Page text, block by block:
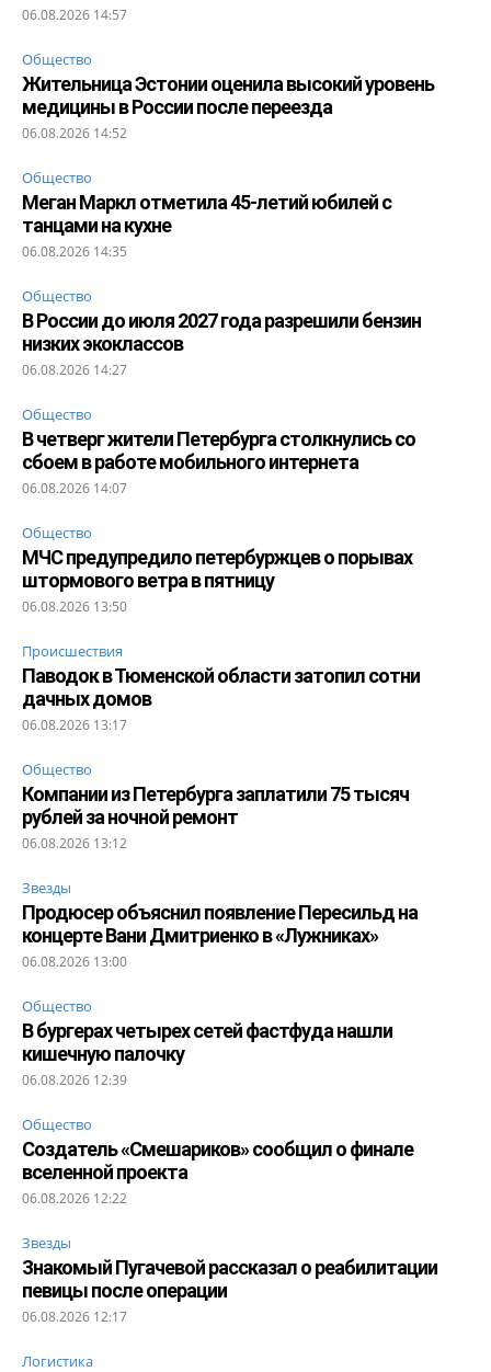
06.08.2026 14:57
Общество
Жительница Эстонии оценила высокий уровень
медицины в России после переезда
06.08.2026 14:52
Общество
Меган Маркл отметила 45-летий юбилей с
танцами на кухне
06.08.2026 14:35
Общество
В России до июля 2027 года разрешили бензин
низких экоклассов
06.08.2026 14:27
Общество
В четверг жители Петербурга столкнулись со
сбоем в работе мобильного интернета
06.08.2026 14:07
Общество
МЧС предупредило петербуржцев о порывах
штормового ветра в пятницу
06.08.2026 13:50
Происшествия
Паводок в Тюменской области затопил сотни
дачных домов
06.08.2026 13:17
Общество
Компании из Петербурга заплатили 75 тысяч
рублей за ночной ремонт
06.08.2026 13:12
Звезды
Продюсер объяснил появление Пересильд на
концерте Вани Дмитриенко в «Лужниках»
06.08.2026 13:00
Общество
В бургерах четырех сетей фастфуда нашли
кишечную палочку
06.08.2026 12:39
Общество
Создатель «Смешариков» сообщил о финале
вселенной проекта
06.08.2026 12:22
Звезды
Знакомый Пугачевой рассказал о реабилитации
певицы после операции
06.08.2026 12:17
Логистика